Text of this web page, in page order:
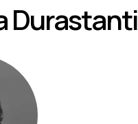
Durastanti